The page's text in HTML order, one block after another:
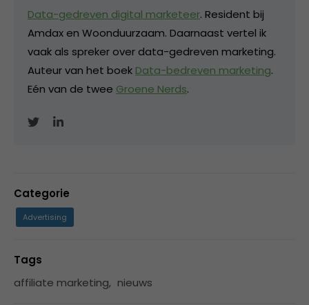
Data-gedreven digital marketeer. Resident bij
Amdax en Woonduurzaam. Daarnaast vertel ik
vaak als spreker over data-gedreven marketing.
Auteur van het boek Data-bedreven marketing.
Eén van de twee Groene Nerds.
Categorie
Advertising
Tags
affiliate marketing, nieuws